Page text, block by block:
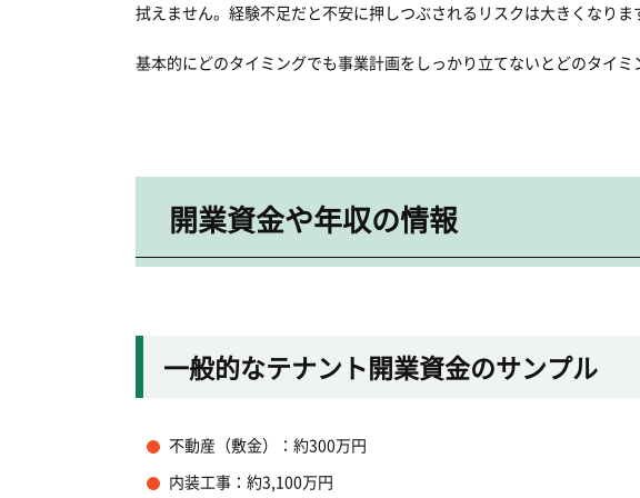
拭えません。経験不足だと不安に押しつぶされるリスクは大きくなりま
基本的にどのタイミングでも事業計画をしっかり立てないとどのタイミ
開業資金や年収の情報
一般的なテナント開業資金のサンプル
不動産（敷金）：約300万円
内装工事：約3,100万円